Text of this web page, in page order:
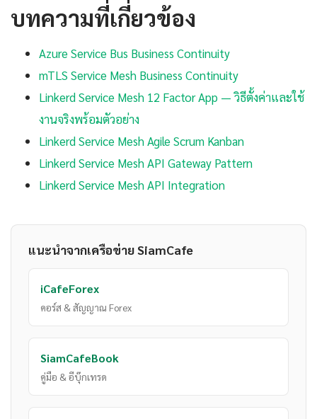
บทความที่เกี่ยวข้อง
Azure Service Bus Business Continuity
mTLS Service Mesh Business Continuity
Linkerd Service Mesh 12 Factor App — วิธีตั้งค่าและใช้
งานจริงพร้อมตัวอย่าง
Linkerd Service Mesh Agile Scrum Kanban
Linkerd Service Mesh API Gateway Pattern
Linkerd Service Mesh API Integration
แนะนำจากเครือข่าย SiamCafe
iCafeForex
คอร์ส & สัญญาณ Forex
SiamCafeBook
คู่มือ & อีบุ๊กเทรด